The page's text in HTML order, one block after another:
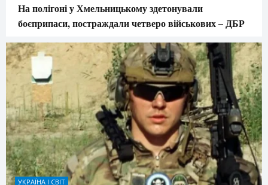
На полігоні у Хмельницькому здетонували
боєприпаси, постраждали четверо військових – ДБР
УКРАЇНА І СВІТ